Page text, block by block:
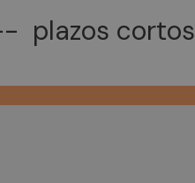
plazos cortos